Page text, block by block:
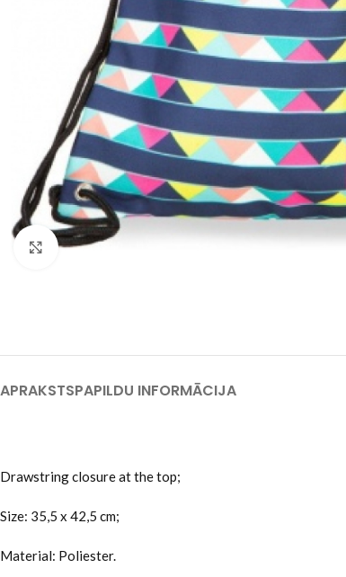
Click to enlarge
APRAKSTSPAPILDU INFORMĀCIJA
Drawstring closure at the top;
Size: 35,5 x 42,5 cm;
Material: Poliester.